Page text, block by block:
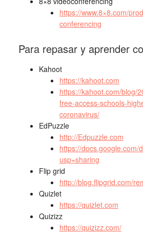
https://www.8×8.com/
conferencing
Para repasar y aprender
Kahoot
https://kahoot.com
https://kahoot.com/blog/
free-access-schools-
coronavirus/
EdPuzzle
http://Edpuzzle.com
https://docs.google.com/
usp=sharing
Flip grid
http://blog.flipgrid.com/
Quizlet
https://quizlet.com
Quizizz
https://quizizz.com/